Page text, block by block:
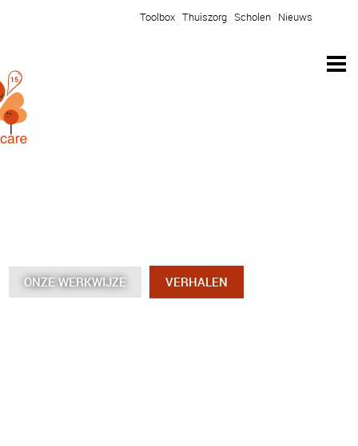
Toolbox Thuiszorg Scholen Nieuws
ONZE WERKWIJZE VERHALEN
ONZE WERKWIJZE VERHALEN
ONZE WERKWIJZE VERHALEN
ONZE WERKWIJZE VERHALEN